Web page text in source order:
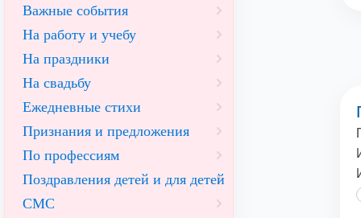
Важные события
На работу и учебу
На праздники
На свадьбу
Ежедневные стихи
Признания и предложения
По профессиям
Поздравления детей и для детей
СМС